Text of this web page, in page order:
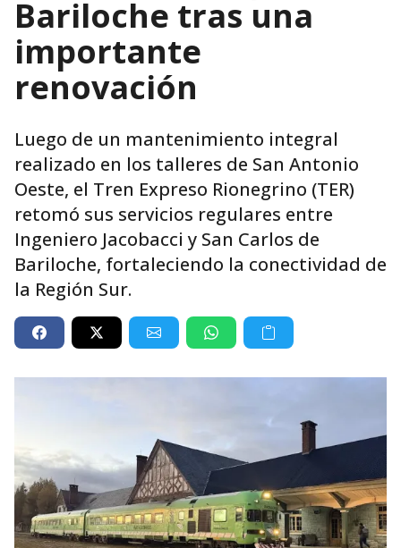
Bariloche tras una
importante
renovación
Luego de un mantenimiento integral
realizado en los talleres de San Antonio
Oeste, el Tren Expreso Rionegrino (TER)
retomó sus servicios regulares entre
Ingeniero Jacobacci y San Carlos de
Bariloche, fortaleciendo la conectividad de
la Región Sur.